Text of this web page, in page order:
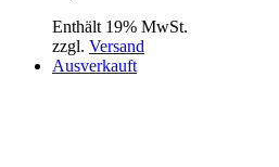
Enthält 19% MwSt.
zzgl. Versand
Ausverkauft